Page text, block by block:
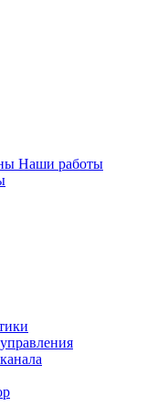
Наши работы